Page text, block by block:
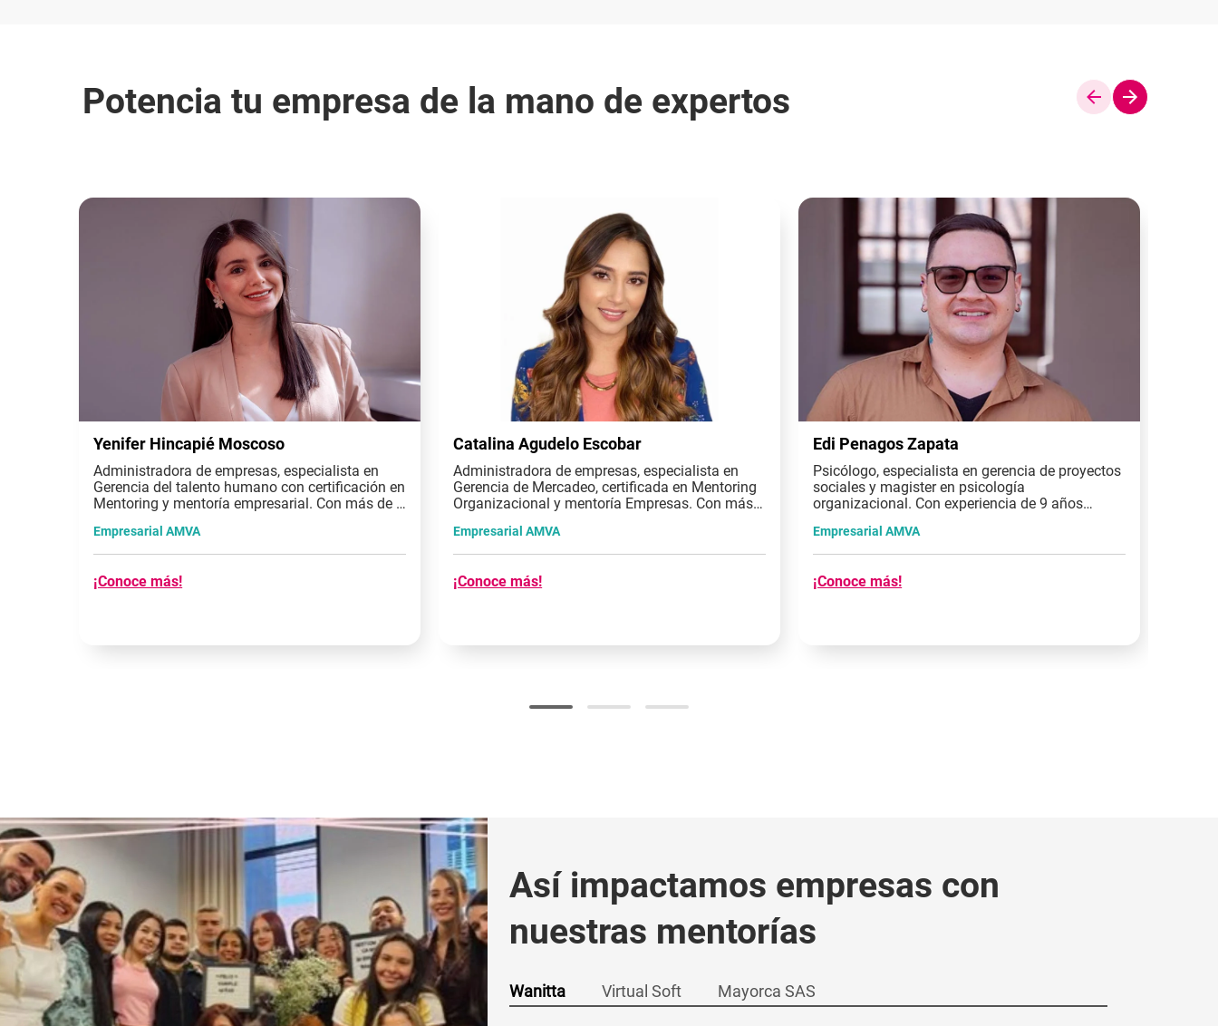
Potencia tu empresa de la mano de expertos
Yenifer Hincapié Moscoso
Administradora de empresas, especialista en
Gerencia del talento humano con certificación en
Mentoring y mentoría empresarial. Con más de 6
acompañando a las empresas en el
fortalecimiento de sus procesos de Gestión
Empresarial AMVA
¡Conoce más!
Catalina Agudelo Escobar
Administradora de empresas, especialista en
Gerencia de Mercadeo, certificada en Mentoring
Organizacional y mentoría Empresas. Con más
y 5 años de experiencia acompañando a las
empresas en procesos de mentoría.
Empresarial AMVA
¡Conoce más!
Edi Penagos Zapata
Psicólogo, especialista en gerencia de proyectos
sociales y magister en psicología
organizacional. Con experiencia de 9 años
transformación de talento humano.
Empresarial AMVA
¡Conoce más!
Así impactamos empresas con
nuestras mentorías
Wanitta Virtual Soft Mayorca SAS